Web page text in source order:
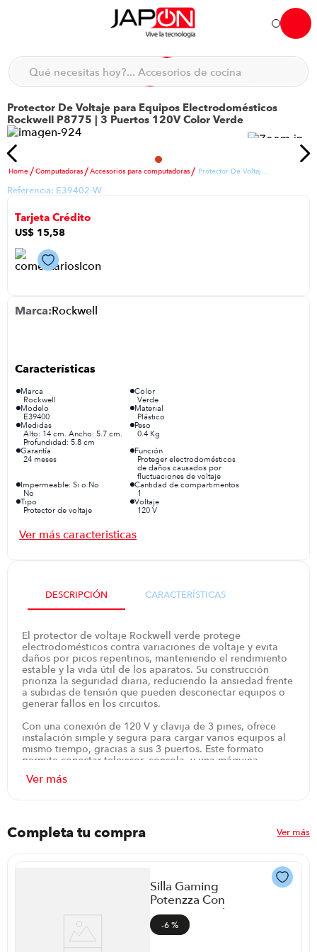
Hola... qué necesitas hoy?
Qué necesitas hoy?... Accesorios de cocina
Protector De Voltaje para Equipos Electrodomésticos
Rockwell P8775 | 3 Puertos 120V Color Verde
Computadoras Accesorios para computadoras Protector De Voltaje para Equipos Electrodomésticos Rockwell P8775 | 3 Puertos 120V Color Verde
Referencia: E39402-W
Tarjeta Crédito
US$ 15,58
Rockwell
Marca
Rockwell
Color
Verde
Modelo
E39400
Material
Plástico
Medidas
Alto: 14 cm. Ancho: 5.7 cm.
Profundidad: 5.8 cm
Peso
0.4 Kg
Garantía
24 meses
Función
Proteger electrodomésticos
de daños causados por
fluctuaciones de voltaje
Impermeable: Si o No
No
Cantidad de compartimentos
1
Tipo
Protector de voltaje
Voltaje
120 V
Resistencia al Agua
DESCRIPCIÓN CARACTERÍSTICAS
El protector de voltaje Rockwell verde protege
electrodomésticos contra variaciones de voltaje y evita
daños por picos repentinos, manteniendo el rendimiento
estable y la vida útil de los aparatos. Su construcción
prioriza la seguridad diaria, reduciendo la ansiedad frente
a subidas de tensión que pueden desconectar equipos o
generar fallos en los circuitos.
Con una conexión de 120 V y clavija de 3 pines, ofrece
instalación simple y segura para cargar varios equipos al
mismo tiempo, gracias a sus 3 puertos. Este formato
permite conectar televisor, consola, y una máquina
protección en un solo punto.
poco espacio junto a enchufes en cualquier habitación. El
diseño en plástico resistente aporta ligereza sin sacrificar
El color verde facilita identificarlo entre otros cables y
aporta un toque práctico a la organización eléctrica del
hogar. Su aspecto sencillo y limpio combina con distintos
ambientes, desde cocinas hasta cuartos de lavado, sin
desentonar.
Completa tu compra Ver más
Silla Gaming
Potenzza Con
Apoya Pies Blue
-6 %
TÉRMINOS MÁS BUSCADOS
1. moto
lavadora
5 . scooter
. laptop
congelador